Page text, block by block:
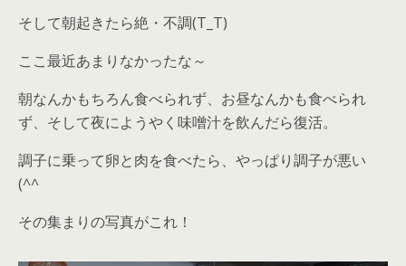
そして朝起きたら絶・不調(T_T)
ここ最近あまりなかったな～
朝なんかもちろん食べられず、お昼なんかも食べられ
ず、そして夜にようやく味噌汁を飲んだら復活。
調子に乗って卵と肉を食べたら、やっぱり調子が悪い
(^^ゞ
その集まりの写真がこれ！